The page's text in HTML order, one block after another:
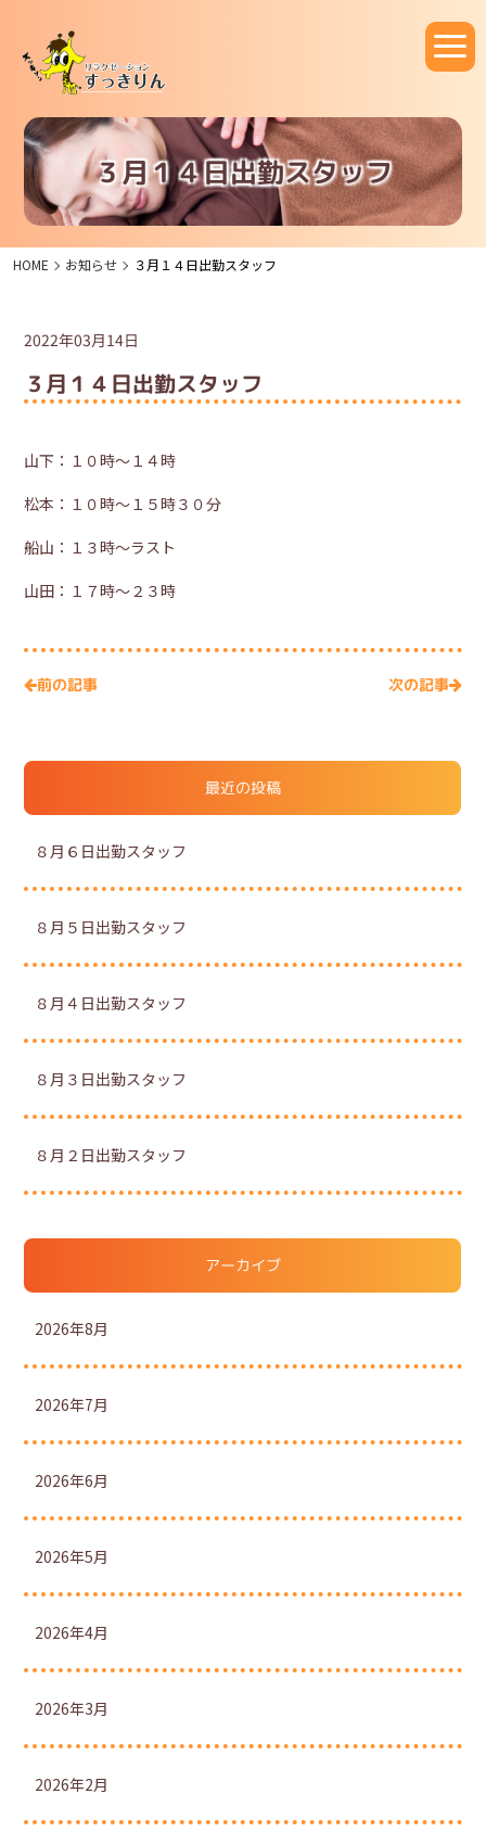
３月１４日出勤スタッフ
HOME お知らせ ３月１４日出勤スタッフ
2022年03月14日
３月１４日出勤スタッフ
山下：１０時～１４時
松本：１０時～１５時３０分
船山：１３時～ラスト
山田：１７時～２３時
前の記事 次の記事
最近の投稿
８月６日出勤スタッフ
８月５日出勤スタッフ
８月４日出勤スタッフ
８月３日出勤スタッフ
８月２日出勤スタッフ
アーカイブ
2026年8月
2026年7月
2026年6月
2026年5月
2026年4月
2026年3月
2026年2月